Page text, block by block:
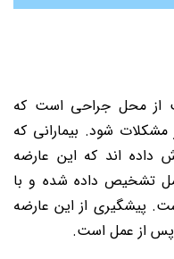
از محل جراحی است که
شود. بیمارانی که
داده اند که این عارضه
تشخیص داده شده و با
پیشگیری از این عارضه
پس از عمل است.